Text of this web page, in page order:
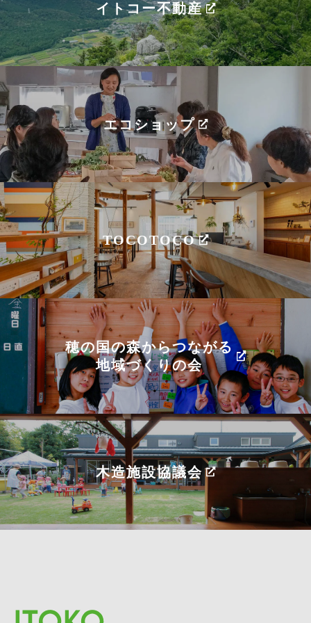
イトコー不動産
エコショップ
TOCOTOCO
穂の国の森からつながる
地域づくりの会
木造施設協議会